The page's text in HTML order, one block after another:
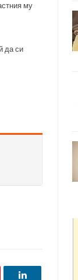
му
да си
LinkedIn